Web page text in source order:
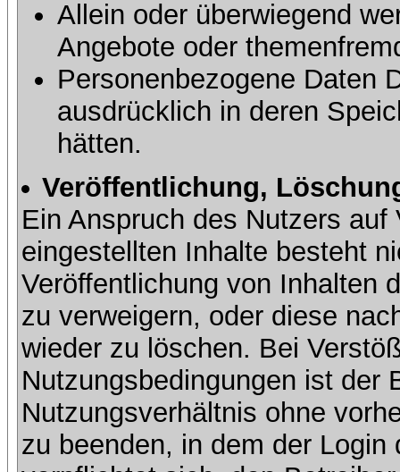
Allein oder überwiegend
Angebote oder
Personenbezogene Daten
ausdrücklich in deren
hätten.
Veröffentlichung,
Ein Anspruch des Nutzers
eingestellten Inhalte besteht
Veröffentlichung von Inhalten
zu verweigern, oder diese
wieder zu löschen. Bei
Nutzungsbedingungen ist der
Nutzungsverhältnis ohne
zu beenden, in dem der